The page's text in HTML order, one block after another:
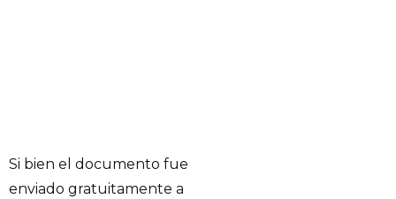
Si bien el documento fue
enviado gratuitamente a